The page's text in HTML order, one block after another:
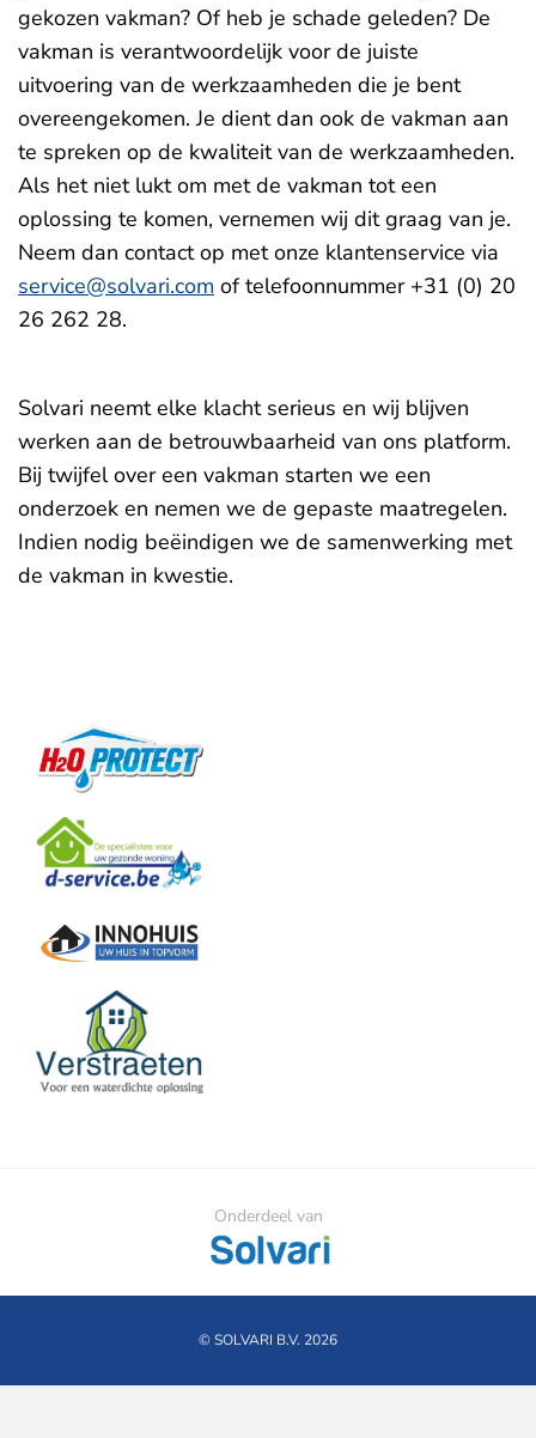
gekozen vakman? Of heb je schade geleden? De
vakman is verantwoordelijk voor de juiste
uitvoering van de werkzaamheden die je bent
overeengekomen. Je dient dan ook de vakman aan
te spreken op de kwaliteit van de werkzaamheden.
Als het niet lukt om met de vakman tot een
oplossing te komen, vernemen wij dit graag van je.
Neem dan contact op met onze klantenservice via
service@solvari.com of telefoonnummer +31 (0) 20
26 262 28.
Solvari neemt elke klacht serieus en wij blijven
werken aan de betrouwbaarheid van ons platform.
Bij twijfel over een vakman starten we een
onderzoek en nemen we de gepaste maatregelen.
Indien nodig beëindigen we de samenwerking met
de vakman in kwestie.
Onderdeel van
© SOLVARI B.V. 2026